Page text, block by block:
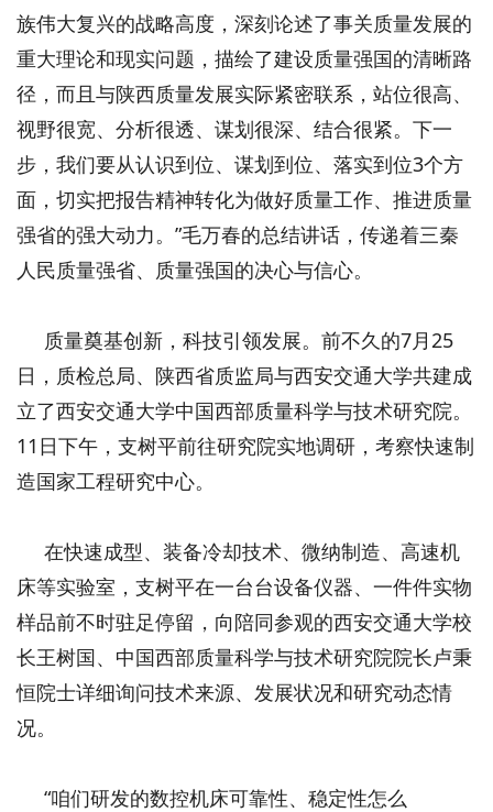
族伟大复兴的战略高度，深刻论述了事关质量发展的
重大理论和现实问题，描绘了建设质量强国的清晰路
径，而且与陕西质量发展实际紧密联系，站位很高、
视野很宽、分析很透、谋划很深、结合很紧。下一
步，我们要从认识到位、谋划到位、落实到位3个方
面，切实把报告精神转化为做好质量工作、推进质量
强省的强大动力。”毛万春的总结讲话，传递着三秦
人民质量强省、质量强国的决心与信心。
质量奠基创新，科技引领发展。前不久的7月25
日，质检总局、陕西省质监局与西安交通大学共建成
立了西安交通大学中国西部质量科学与技术研究院。
11日下午，支树平前往研究院实地调研，考察快速制
造国家工程研究中心。
在快速成型、装备冷却技术、微纳制造、高速机
床等实验室，支树平在一台台设备仪器、一件件实物
样品前不时驻足停留，向陪同参观的西安交通大学校
长王树国、中国西部质量科学与技术研究院院长卢秉
恒院士详细询问技术来源、发展状况和研究动态情
况。
“咱们研发的数控机床可靠性、稳定性怎么